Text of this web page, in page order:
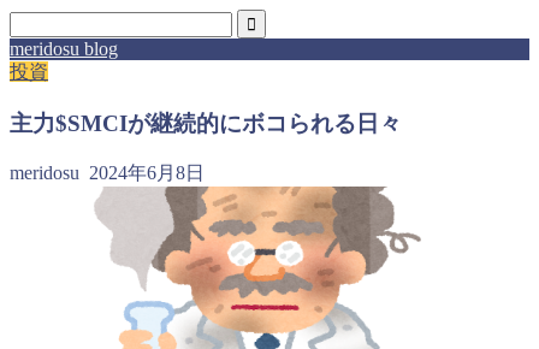
meridosu blog
投資
主力$SMCIが継続的にボコられる日々
meridosu 2024年6月8日